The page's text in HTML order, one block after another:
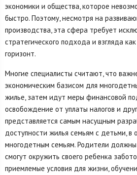
экономики и общества, которое
быстро. Поэтому, несмотря на
производства, эта сфера требует
стратегического подхода и взгляда
горизонт.
Многие специалисты считают, что
экономическим базисом для
жилье, затем идут меры финансовой
освобождение от уплаты налогов и
представляется самым насущным
доступности жилья семьям с детьми, в
многодетным семьям. Родители
смогут окружить своего ребенка
приемлемые условия для жизни,